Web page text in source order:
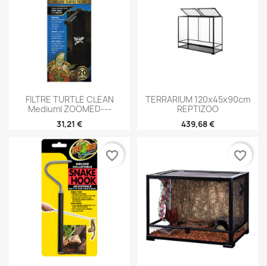
FILTRE TURTLE CLEAN
Mediuml ZOOMED---
31,21 €
TERRARIUM 120x45x90cm
REPTIZOO
439,68 €
favorite_border favorite_border